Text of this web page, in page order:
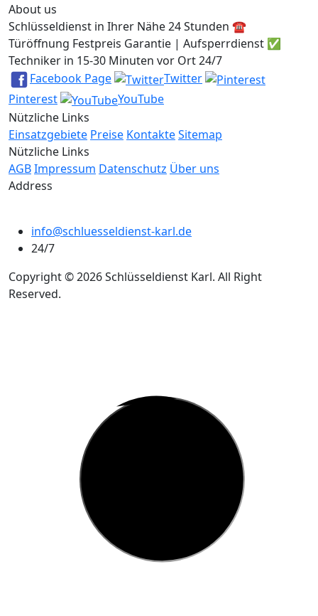
About us
Schlüsseldienst in Ihrer Nähe 24 Stunden ☎️
Türöffnung Festpreis Garantie | Aufsperrdienst ✅
Techniker in 15-30 Minuten vor Ort 24/7
Facebook Page
Twitter
Pinterest
YouTube
Nützliche Links
Einsatzgebiete Preise KontakteSitemap
Nützliche Links
AGBImpressum Datenschutz Über uns
Address
info@schluesseldienst-karl.de
24/7
Copyright © 2026 Schlüsseldienst Karl. All Right
Reserved.